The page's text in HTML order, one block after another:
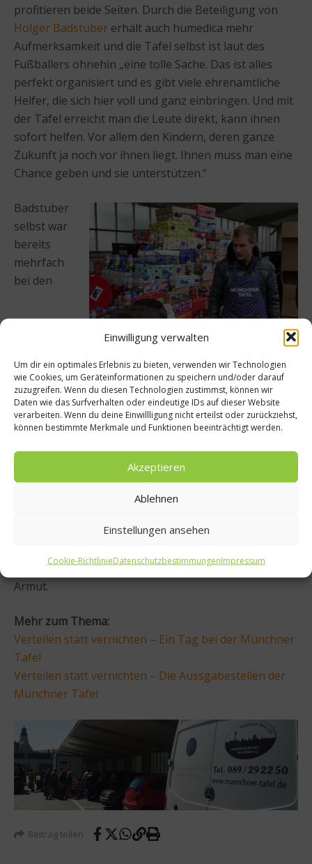
Einwilligung verwalten
Um dir ein optimales Erlebnis zu bieten, verwenden wir Technologien
wie Cookies, um Geräteinformationen zu speichern und/oder darauf
zuzugreifen. Wenn du diesen Technologien zustimmst, können wir
Daten wie das Surfverhalten oder eindeutige IDs auf dieser Website
verarbeiten. Wenn du deine Einwillligung nicht erteilst oder zurückziehst,
können bestimmte Merkmale und Funktionen beeinträchtigt werden.
Akzeptieren
Ablehnen
Einstellungen ansehen
Cookie-RichtlinieDatenschutzbestimmungenImpressum
profitieren beide Seiten. Durch die Beteiligung von
Holger Badstuber erhält auch humedica mehr
Aufmerksamkeit und die Tafel selbst ist laut des
Fußballers ohnehin „eine tolle Sache. Das ist alles
perfekt organisiert und es gibt viele ehrenamtliche
Helfer, die sich hier voll und ganz einbringen. Und mit
der Tafel erreicht man die Leute direkt, kann ihnen
sofort helfen. Vor allem den Kindern, deren ganze
Zukunft ja noch vor ihnen liegt. Ihnen muss man eine
Chance geben und sie unterstützen.“
Badstuber
selbst war
bereits
mehrfach
bei den
Ausgabestellen, an denen die Lebensmittel an die
Tafelgäste verteilt werden, und half mit. Allerdings
engagieren und sehen, wie man die Gäste der Tafel
neben den Lebensmittel-Spenden noch zusätzlich
unterstützen kann: „Wir arbeiten gerade daran und
kann“, sagt Holger Badstuber und blickt auf die noch
Insgesamt leben 200.000 Menschen in München in
Armut.
Mehr zum Thema:
Verteilen statt vernichten – Ein Tag bei der Münchner
Tafel
Verteilen statt vernichten – Die Aussgabestellen der
Münchner Tafel
Beitrag teilen